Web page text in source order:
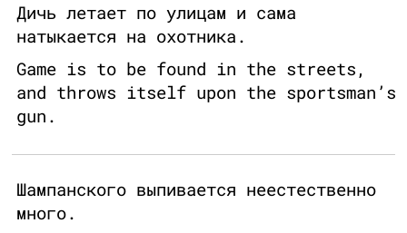
Дичь летает по улицам и сама
натыкается на охотника.
Game is to be found in the streets,
and throws itself upon the sportsman’s
gun.
Шампанского выпивается неестественно
много.